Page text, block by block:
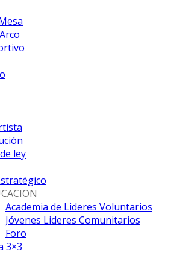
ley
Academia de Lideres Voluntarios
Jóvenes Lideres Comunitarios
Foro
3×3